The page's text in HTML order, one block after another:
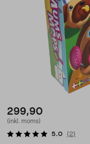
299,90
(inkl. moms)
5.0 ( 2)